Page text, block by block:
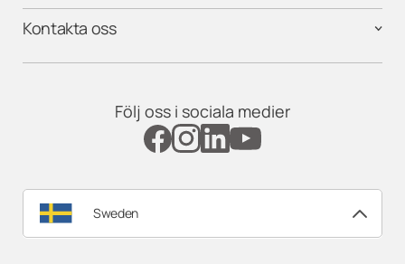
Kontakta oss
Följ oss i sociala medier
Sweden